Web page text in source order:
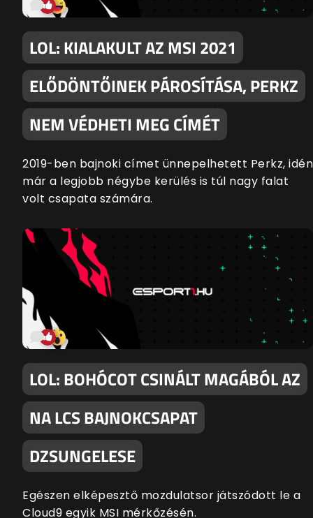
LOL: KIALAKULT AZ MSI 2021
ELŐDÖNTŐINEK PÁROSÍTÁSA, PERKZ
NEM VÉDHETI MEG CÍMÉT
2019-ben bajnoki címet ünnepelhetett Perkz, idén
már a legjobb négybe kerülés is túl nagy falat
volt csapata számára.
LOL: BOHÓCOT CSINÁLT MAGÁBÓL AZ
NA LCS BAJNOKCSAPAT
DZSUNGELESE
Egészen elképesztő mozdulatsor játszódott le a
Cloud9 egyik MSI mérkőzésén.